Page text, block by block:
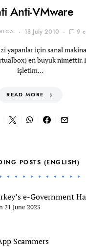
Anti-VMware
18 July 2010 9
yapanlar için sanal makina
en büyük nimettir.
işletim…
READ MORE
POSTS (ENGLISH)
e-Government
21 June 2023
Scammers